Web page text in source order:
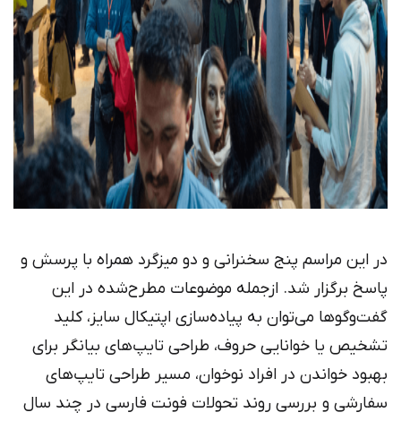
در این مراسم پنج سخنرانی و دو میزگرد همراه با پرسش و
پاسخ برگزار شد. ازجمله موضوعات مطرح‌شده در این
گفت‌وگوها می‌توان به پیاده‌سازی اپتیکال سایز، کلید
تشخیص یا خوانایی حروف، طراحی تایپ‌های بیانگر برای
بهبود خواندن در افراد نوخوان، مسیر طراحی تایپ‌های
سفارشی و بررسی روند تحولات فونت فارسی در چند سال